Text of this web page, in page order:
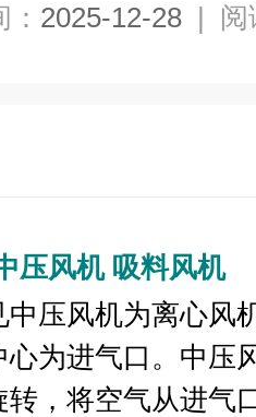
2025-12-28 | 阅
压风机 吸料风机
压风机为离心风
为进气口。中压
，将空气从进气